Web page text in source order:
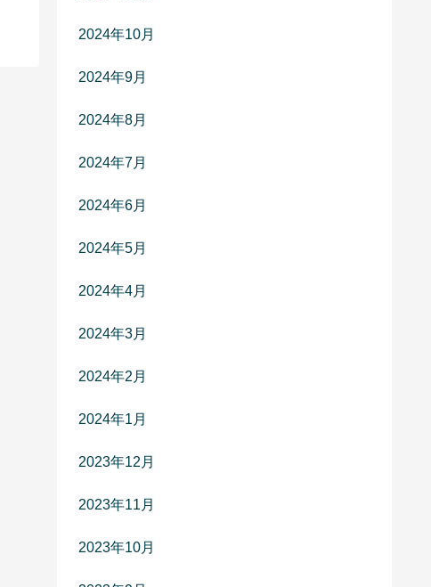
2024年10月
2024年9月
2024年8月
2024年7月
2024年6月
2024年5月
2024年4月
2024年3月
2024年2月
2024年1月
2023年12月
2023年11月
2023年10月